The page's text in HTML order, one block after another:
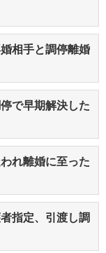
相手と調停離婚
で早期解決した
れ離婚に至った
指定、引渡し調